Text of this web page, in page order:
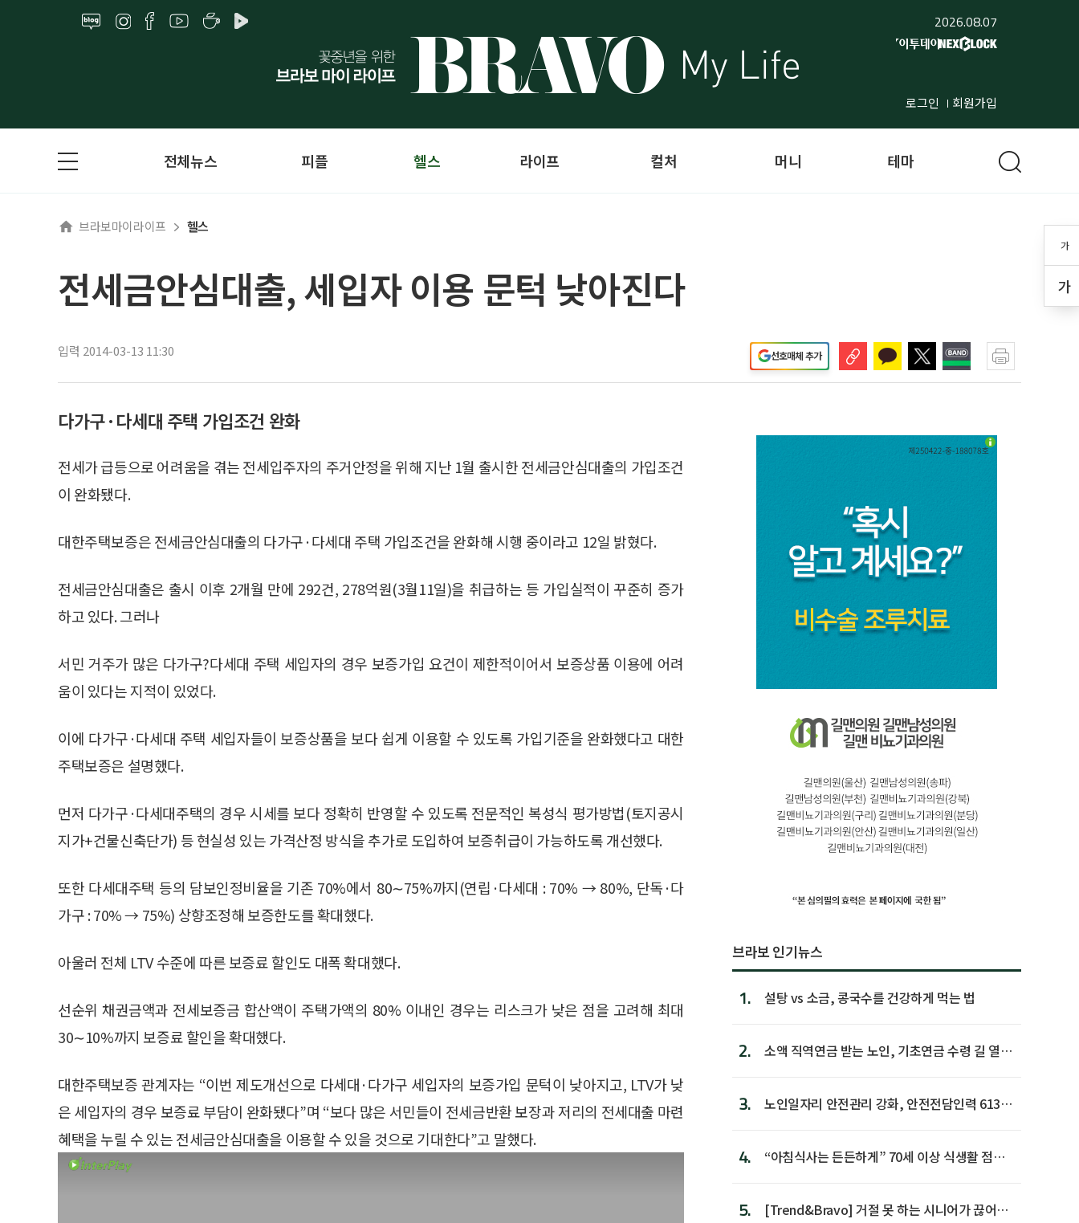
2026.08.07
로그인 회원가입
가
가
전체뉴스 피플 헬스 라이프 컬처 머니 테마
브라보마이라이프 헬스
전세금안심대출, 세입자 이용 문턱 낮아진다
입력 2014-03-13 11:30 선호매체 추가
다가구·다세대 주택 가입조건 완화
전세가 급등으로 어려움을 겪는 전세입주자의 주거안정을 위해 지난 1월 출시한 전세금안심대출의 가입조건
이 완화됐다.
대한주택보증은 전세금안심대출의 다가구·다세대 주택 가입조건을 완화해 시행 중이라고 12일 밝혔다.
전세금안심대출은 출시 이후 2개월 만에 292건, 278억원(3월11일)을 취급하는 등 가입실적이 꾸준히 증가
하고 있다. 그러나
서민 거주가 많은 다가구?다세대 주택 세입자의 경우 보증가입 요건이 제한적이어서 보증상품 이용에 어려
움이 있다는 지적이 있었다.
이에 다가구·다세대 주택 세입자들이 보증상품을 보다 쉽게 이용할 수 있도록 가입기준을 완화했다고 대한
주택보증은 설명했다.
먼저 다가구·다세대주택의 경우 시세를 보다 정확히 반영할 수 있도록 전문적인 복성식 평가방법(토지공시
지가+건물신축단가) 등 현실성 있는 가격산정 방식을 추가로 도입하여 보증취급이 가능하도록 개선했다.
또한 다세대주택 등의 담보인정비율을 기존 70%에서 80∼75%까지(연립·다세대 : 70% → 80%, 단독·다
가구 : 70% → 75%) 상향조정해 보증한도를 확대했다.
아울러 전체 LTV 수준에 따른 보증료 할인도 대폭 확대했다.
선순위 채권금액과 전세보증금 합산액이 주택가액의 80% 이내인 경우는 리스크가 낮은 점을 고려해 최대
30∼10%까지 보증료 할인을 확대했다.
대한주택보증 관계자는 “이번 제도개선으로 다세대·다가구 세입자의 보증가입 문턱이 낮아지고, LTV가 낮
은 세입자의 경우 보증료 부담이 완화됐다”며 “보다 많은 서민들이 전세금반환 보장과 저리의 전세대출 마련
혜택을 누릴 수 있는 전세금안심대출을 이용할 수 있을 것으로 기대한다”고 말했다.
브라보 인기뉴스
1. 설탕 vs 소금, 콩국수를 건강하게 먹는 법
2.
소액 직역연금 받는 노인, 기초연금 수령 길 열린
3.
노인일자리 안전관리 강화, 안전전담인력 613명
4.
“아침식사는 든든하게” 70세 이상 식생활 점수
5.
[Trend&Bravo] 거절 못 하는 시니어가 끊어야